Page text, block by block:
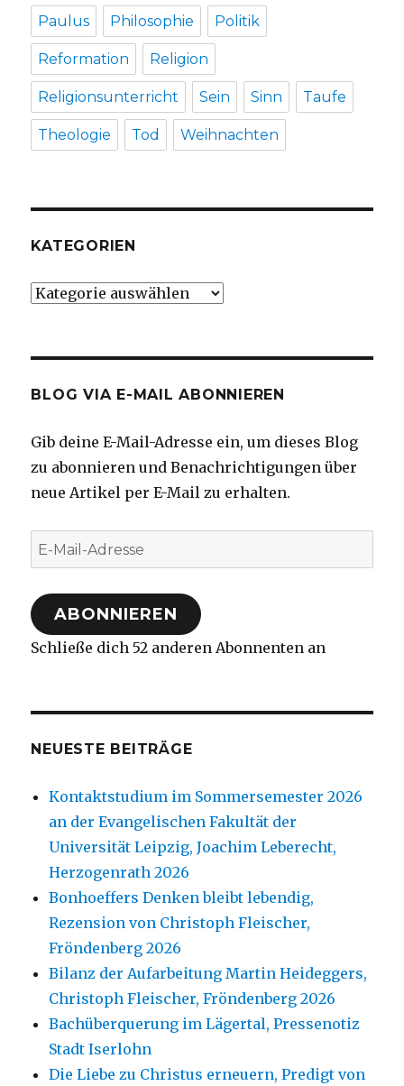
Paulus Philosophie Politik
Reformation Religion
Religionsunterricht Sein Sinn Taufe
Theologie Tod Weihnachten
KATEGORIEN
Kategorien
BLOG VIA E-MAIL ABONNIEREN
Gib deine E-Mail-Adresse ein, um dieses Blog
zu abonnieren und Benachrichtigungen über
neue Artikel per E-Mail zu erhalten.
E-
Mail-
Adresse
ABONNIEREN
Schließe dich 52 anderen Abonnenten an
NEUESTE BEITRÄGE
Kontaktstudium im Sommersemester 2026
an der Evangelischen Fakultät der
Universität Leipzig, Joachim Leberecht,
Herzogenrath 2026
Bonhoeffers Denken bleibt lebendig,
Rezension von Christoph Fleischer,
Fröndenberg 2026
Bilanz der Aufarbeitung Martin Heideggers,
Christoph Fleischer, Fröndenberg 2026
Bachüberquerung im Lägertal, Pressenotiz
Stadt Iserlohn
Die Liebe zu Christus erneuern, Predigt von